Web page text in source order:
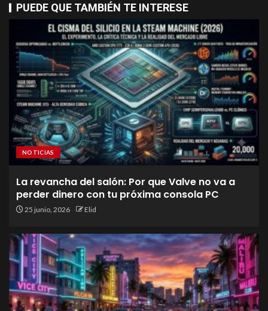
PUEDE QUE TAMBIÉN TE INTERESE
NOTICIAS
La revancha del salón: Por que Valve no va a
perder dinero con tu próxima consola PC
25 junio, 2026 Elid